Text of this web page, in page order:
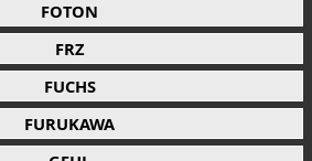
FOTON
FRZ
FUCHS
FURUKAWA